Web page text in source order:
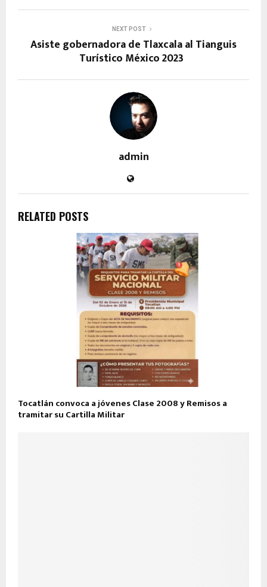
NEXT POST
Asiste gobernadora de Tlaxcala al Tianguis
Turístico México 2023
admin
RELATED POSTS
Tocatlán convoca a jóvenes Clase 2008 y Remisos a
tramitar su Cartilla Militar